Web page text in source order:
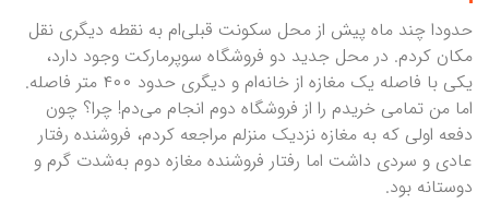
حدودا چند ماه پیش از محل سکونت قبلی‌ام به نقطه دیگری نقل
مکان کردم. در محل جدید دو فروشگاه سوپرمارکت وجود دارد،
یکی با فاصله یک مغازه از خانه‌ام و دیگری حدود ۴۰۰ متر فاصله.
اما من تمامی خریدم را از فروشگاه دوم انجام می‌دم! چرا؟ چون
دفعه اولی که به مغازه نزدیک منزلم مراجعه کردم، فروشنده رفتار
عادی و سردی داشت اما رفتار فروشنده مغازه دوم به‌شدت گرم و
دوستانه بود.